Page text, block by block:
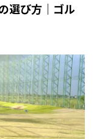
選び方｜ゴル